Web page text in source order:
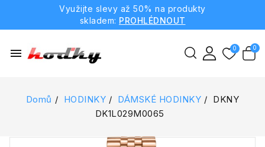
Využijte slevy až 50% na produkty
skladem: PROHLÉDNOUT
menu
Domů HODINKY DÁMSKÉ HODINKY
DKNY
DK1L029M0065